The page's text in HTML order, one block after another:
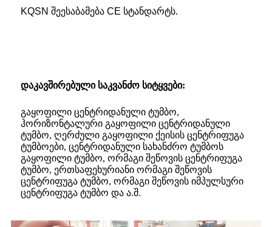
KQSN შეესაბამება CE სტანდარტს.
დაკავშირებული საკვანძო სიტყვები:
გაყოფილი ცენტრიდანული ტუმბო,
ჰორიზონტალური გაყოფილი ცენტრიდანული
ტუმბო, ღერძული გაყოფილი ქეისის ცენტრიფუგა
ტუმბოები, ცენტრიდანული სახანძრო ტუმბოს
გაყოფილი ტუმბო, ორმაგი შეწოვის ცენტრიფუგა
ტუმბო, ერთსაფეხურიანი ორმაგი შეწოვის
ცენტრიფუგა ტუმბო, ორმაგი შეწოვის იმპულსური
ცენტრიფუგა ტუმბო და ა.შ.